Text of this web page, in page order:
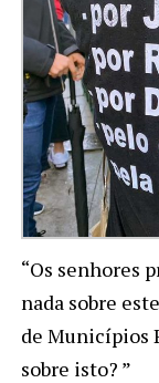
“Os senhores
nada sobre
de Municípios
sobre isto? ”